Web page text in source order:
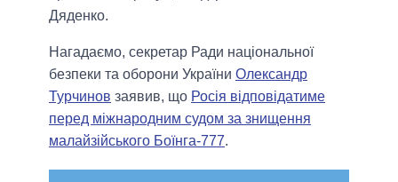
Дяденко.
Нагадаємо, секретар Ради національної
безпеки та оборони України Олександр
Турчинов заявив, що Росія відповідатиме
перед міжнародним судом за знищення
малайзійського Боїнга-777.